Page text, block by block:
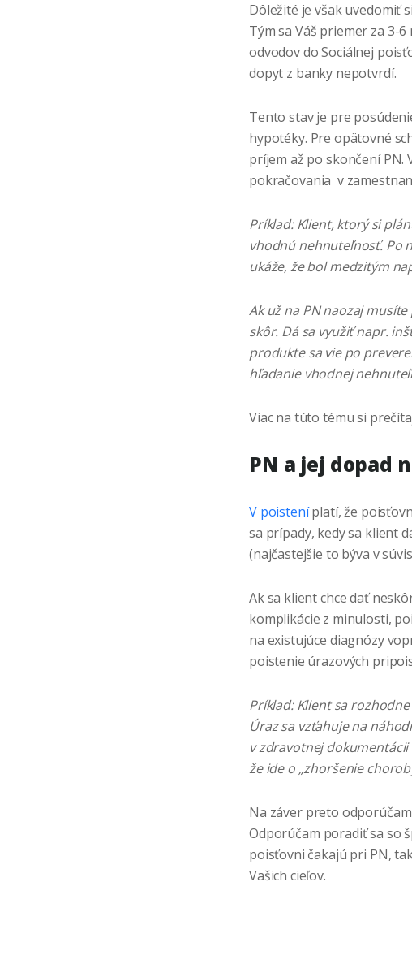
Dôležité je však uvedomiť
Tým sa Váš priemer za 3-
odvodov do Sociálnej
dopyt z banky nepotvrdí.
Tento stav je pre
hypotéky. Pre opätovné
príjem až po skončení PN.
pokračovania v
Príklad: Klient, ktorý si
vhodnú nehnuteľnosť. Po
ukáže, že bol medzitým
Ak už na PN naozaj
skôr. Dá sa využiť napr.
produkte sa vie po
hľadanie vhodnej
Viac na túto tému si
PN a jej dopad
V poisteníplatí, že
sa prípady, kedy sa klient
(najčastejšie to býva v
Ak sa klient chce dať
komplikácie z minulosti,
na existujúce diagnózy
poistenie úrazových
Príklad: Klient sa
Úraz sa vzťahuje na
v zdravotnej
že ide o „zhoršenie
Na záver preto
Odporúčam poradiť sa so
poisťovni čakajú pri PN,
Vašich cieľov.